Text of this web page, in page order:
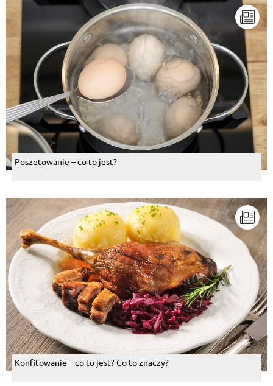
Poszetowanie – co to jest?
Konfitowanie – co to jest? Co to znaczy?